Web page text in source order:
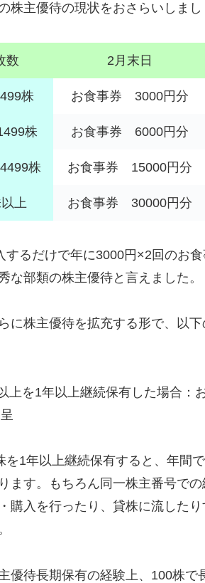
株主優待の現状をおさらいしまし
数 2月末日
株 お食事券 3000円分
株 お食事券 6000円分
株 お食事券 15000円分
上 お食事券 30000円分
するだけで年に3000円×2回のお
な部類の株主優待と言えました。
に株主優待を拡充する形で、以
上を1年以上継続保有した場合：
を1年以上継続保有すると、年間
ます。もちろん同一株主番号での
購入を行ったり、貸株に流した
優待長期保有の経験上、100株で